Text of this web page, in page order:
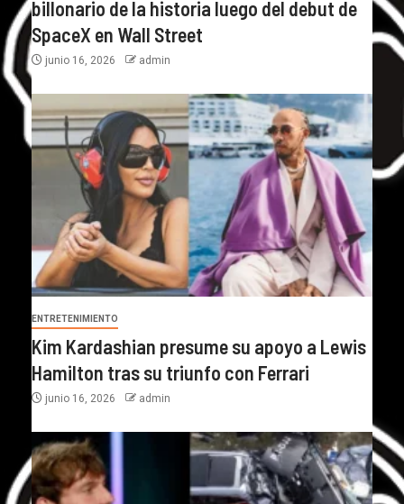
billonario de la historia luego del debut de
SpaceX en Wall Street
junio 16, 2026 admin
ENTRETENIMIENTO
Kim Kardashian presume su apoyo a Lewis
Hamilton tras su triunfo con Ferrari
junio 16, 2026 admin